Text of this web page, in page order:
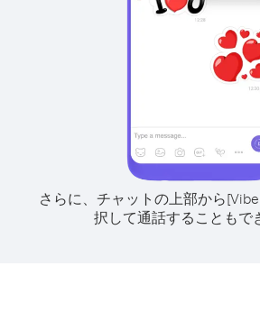
さらに、チャットの上部から
択して通話することもで